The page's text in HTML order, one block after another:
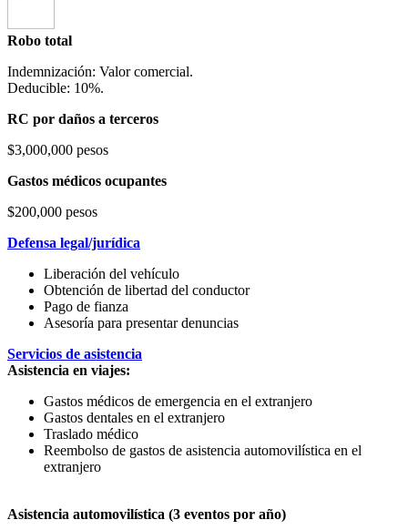
Robo total
Indemnización: Valor comercial.
Deducible: 10%.
RC por daños a terceros
$3,000,000 pesos
Gastos médicos ocupantes
$200,000 pesos
Defensa legal/jurídica
Liberación del vehículo
Obtención de libertad del conductor
Pago de fianza
Asesoría para presentar denuncias
Servicios de asistencia
Asistencia en viajes:
Gastos médicos de emergencia en el extranjero
Gastos dentales en el extranjero
Traslado médico
Reembolso de gastos de asistencia automovilística en el
extranjero
Asistencia automovilística (3 eventos por año)